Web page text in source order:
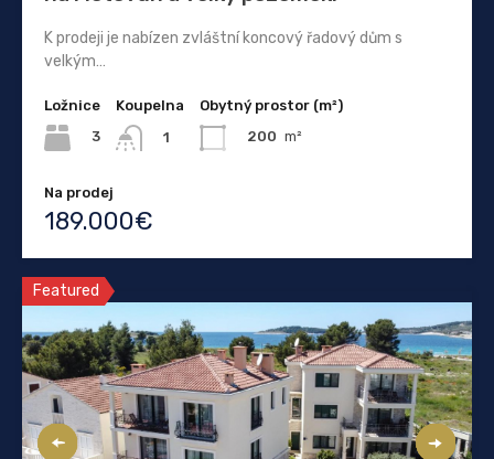
K prodeji je nabízen zvláštní koncový řadový dům s
velkým…
Ložnice
3
Koupelna
1
Obytný prostor (m²)
200 m²
Na prodej
189.000€
Featured